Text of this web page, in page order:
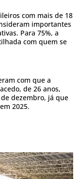
com mais de 18
importantes
Para 75%, a
com quem se
com que a
de 26 anos,
dezembro, já que
2025.